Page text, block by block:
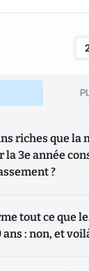
riches que la
la 3e année
?
tout ce que
: non, et